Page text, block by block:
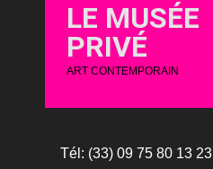
LE MUSÉE
PRIVÉ
ART CONTEMPORAIN
Tél: (33) 09 75 80 13 23